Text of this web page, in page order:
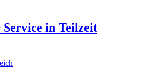
in Teilzeit